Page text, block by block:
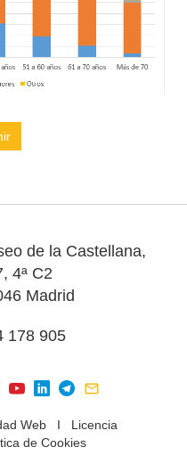
de la Castellana,
4ª C2
Madrid
178 905
WebI Licencia
de Cookies